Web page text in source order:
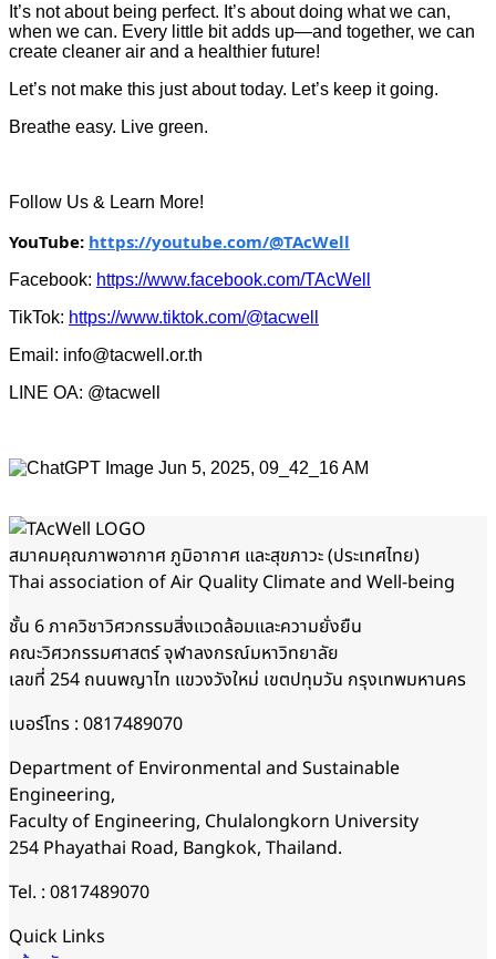
It’s not about being perfect. It’s about doing what we can,
when we can. Every little bit adds up—and together, we can
create cleaner air and a healthier future!
Let’s not make this just about today. Let’s keep it going.
Breathe easy. Live green.
Follow Us & Learn More!
YouTube: https://youtube.com/@TAcWell
Facebook: https://www.facebook.com/TAcWell
TikTok: https://www.tiktok.com/@tacwell
Email: info@tacwell.or.th
LINE OA: @tacwell
สมาคมคุณภาพอากาศ​ ภูมิอากาศ และสุขภาวะ (ประเทศไทย)
Thai association of Air Quality Climate and Well-being
ชั้น 6 ภาควิชาวิศวกรรมสิ่งแวดล้อมและความยั่งยืน
คณะวิศวกรรมศาสตร์ จุฬาลงกรณ์มหาวิทยาลัย
เลขที่ 254 ถนนพญาไท แขวงวังใหม่ เขตปทุมวัน กรุงเทพมหานคร
เบอร์โทร : 0817489070
Department of Environmental and Sustainable
Engineering,
Faculty of Engineering, Chulalongkorn University
254 Phayathai Road, Bangkok, Thailand.
Tel. : 0817489070
Quick Links